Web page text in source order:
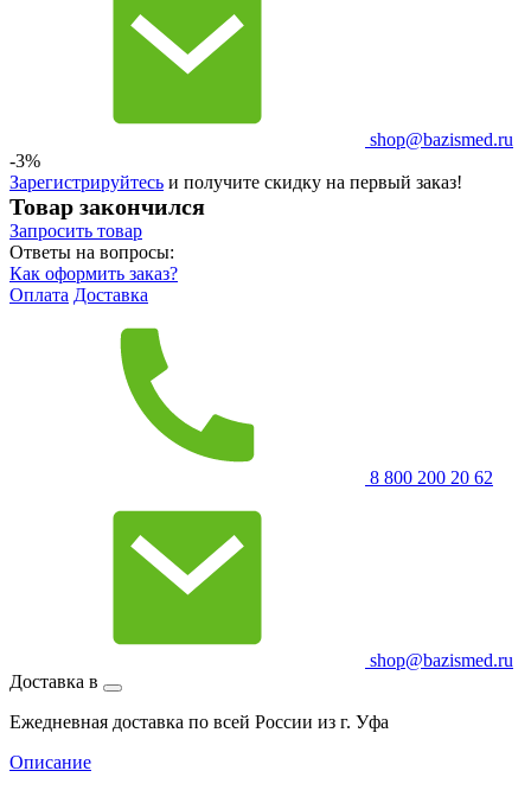
shop@bazismed.ru
-3%
Зарегистрируйтесь и получите скидку на первый заказ!
Товар закончился
Запросить товар
Ответы на вопросы:
Как оформить заказ?
Оплата Доставка
8 800 200 20 62
shop@bazismed.ru
Доставка в
Ежедневная доставка по всей России из г. Уфа
Описание